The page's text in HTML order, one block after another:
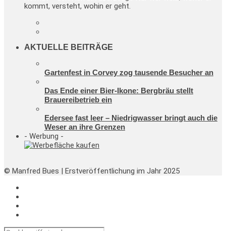
kommt, versteht, wohin er geht.
AKTUELLE BEITRÄGE
Gartenfest in Corvey zog tausende Besucher an
Das Ende einer Bier-Ikone: Bergbräu stellt
Brauereibetrieb ein
Edersee fast leer – Niedrigwasser bringt auch die
Weser an ihre Grenzen
- Werbung -
© Manfred Bues | Erstveröffentlichung im Jahr 2025